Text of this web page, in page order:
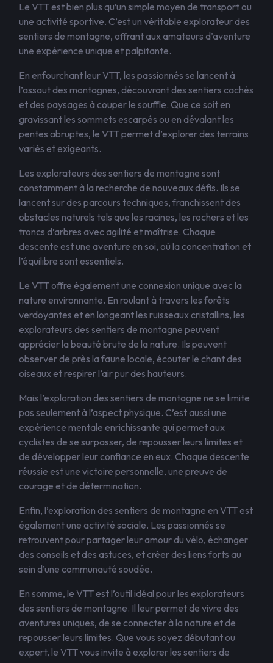
Le VTT est bien plus qu’un simple moyen de transport ou
une activité sportive. C’est un véritable explorateur des
sentiers de montagne, offrant aux amateurs d’aventure
une expérience unique et palpitante.
En enfourchant leur VTT, les passionnés se lancent à
l’assaut des montagnes, découvrant des sentiers cachés
et des paysages à couper le souffle. Que ce soit en
gravissant les sommets escarpés ou en dévalant les
pentes abruptes, le VTT permet d’explorer des terrains
variés et exigeants.
Les explorateurs des sentiers de montagne sont
constamment à la recherche de nouveaux défis. Ils se
lancent sur des parcours techniques, franchissent des
obstacles naturels tels que les racines, les rochers et les
troncs d’arbres avec agilité et maîtrise. Chaque
descente est une aventure en soi, où la concentration et
l’équilibre sont essentiels.
Le VTT offre également une connexion unique avec la
nature environnante. En roulant à travers les forêts
verdoyantes et en longeant les ruisseaux cristallins, les
explorateurs des sentiers de montagne peuvent
apprécier la beauté brute de la nature. Ils peuvent
observer de près la faune locale, écouter le chant des
oiseaux et respirer l’air pur des hauteurs.
Mais l’exploration des sentiers de montagne ne se limite
pas seulement à l’aspect physique. C’est aussi une
expérience mentale enrichissante qui permet aux
cyclistes de se surpasser, de repousser leurs limites et
de développer leur confiance en eux. Chaque descente
réussie est une victoire personnelle, une preuve de
courage et de détermination.
Enfin, l’exploration des sentiers de montagne en VTT est
également une activité sociale. Les passionnés se
retrouvent pour partager leur amour du vélo, échanger
des conseils et des astuces, et créer des liens forts au
sein d’une communauté soudée.
En somme, le VTT est l’outil idéal pour les explorateurs
des sentiers de montagne. Il leur permet de vivre des
aventures uniques, de se connecter à la nature et de
repousser leurs limites. Que vous soyez débutant ou
expert, le VTT vous invite à explorer les sentiers de